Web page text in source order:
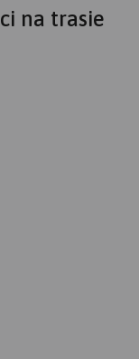
na trasie